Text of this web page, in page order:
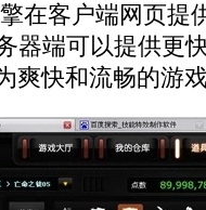
在客户端网页提
器端可以提供更
爽快和流畅的游